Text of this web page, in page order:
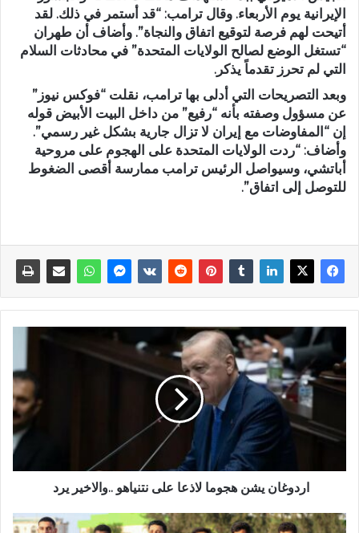
الإيرانية يوم الأربعاء. وقال ترامب: “قد أستمر في ذلك. لقد
أتيحت لهم فرصة لتوقيع اتفاق والنجاة”. وأضاف أن طهران
“تستغل الوضع لصالح الولايات المتحدة” في محادثات السلام
التي لم تحرز تقدماً يذكر.
وبعد التصريحات التي أدلى بها ترامب، نقلت “فوكس نيوز”
عن مسؤول وصفته بأنه “رفيع” من داخل البيت الأبيض قوله
إن “المفاوضات مع إيران لا تزال جارية بشكل غير رسمي”.
وأضاف: “ردت الولايات المتحدة على الهجوم على مروحية
أباتشي، وسيواصل الرئيس ترامب ممارسة أقصى الضغوط
للتوصل إلى اتفاق”.
اردوغان يشن هجوما لاذعا على نتنياهو ..والاخير يرد